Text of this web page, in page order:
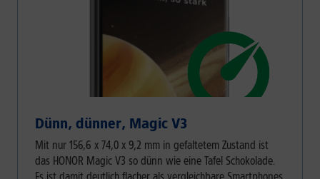
Dünn, dünner, Magic V3
Mit nur 156,6 x 74,0 x 9,2 mm in gefaltetem Zustand ist
das HONOR Magic V3 so dünn wie eine Tafel Schokolade.
Es ist damit deutlich flacher als vergleichbare Smartphones